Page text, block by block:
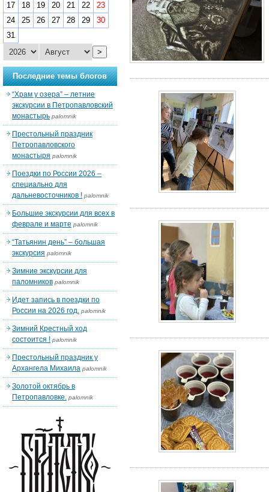
17
18 19 20 21 22
23
24
25 26 27 28 29
30
31
>
Последние темы блогов
“Храм у озера” – летние
экскурсии в Петропавловский
монастырь palomnik
Престольный праздник
Петропавловского
монастыря palomnik
Поездки по России 2026 –
специально для
дальневосточников ! palomnik
Большие экскурсии для всех в
феврале и марте palomnik
“Татьянин день” – большая
экскурсия palomnik
Зимние экскурсии для
паломников palomnik
Идет запись в поездки по
России на 2026 год. palomnik
Зимний Крестный ход
состоится ! palomnik
Престольный праздник у
Архангела Михаила palomnik
Золотой октябрь в
Петропавловке. palomnik